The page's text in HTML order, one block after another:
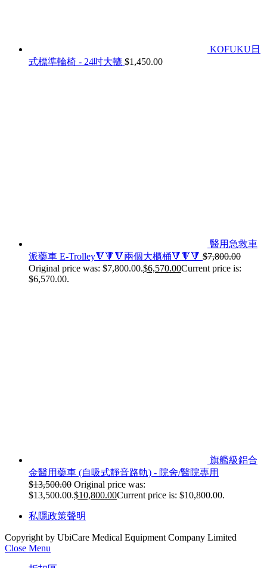
KOFUKU日
式標準輪椅 - 24吋大轆 $1,450.00
醫用急救車
派藥車 E-Trolley🔻🔻🔻兩個大櫃桶🔻🔻🔻 $7,800.00
Original price was: $7,800.00.$6,570.00Current price is:
$6,570.00.
旗艦級鋁合
金醫用藥車 (自吸式靜音路軌) - 院舍/醫院專用
$13,500.00 Original price was:
$13,500.00.$10,800.00Current price is: $10,800.00.
私隱政策聲明
Copyright by UbiCare Medical Equipment Company Limited
Close Menu